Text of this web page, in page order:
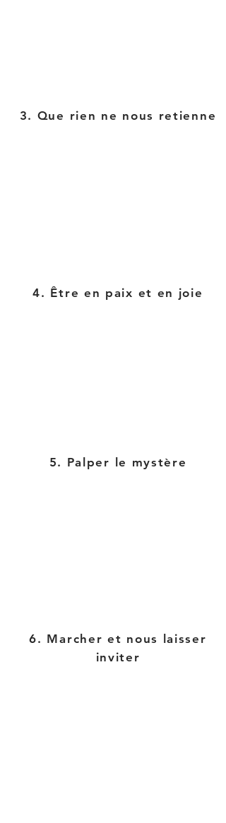
3. Que rien ne nous retienne
4. Être en paix et en joie
5. Palper le mystère
6. Marcher et nous laisser
inviter